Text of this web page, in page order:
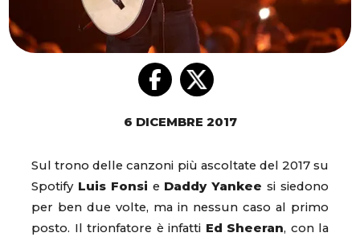
6 DICEMBRE 2017
Sul trono delle canzoni più ascoltate del 2017 su
Spotify Luis Fonsi e Daddy Yankee si siedono
per ben due volte, ma in nessun caso al primo
posto. Il trionfatore è infatti Ed Sheeran, con la